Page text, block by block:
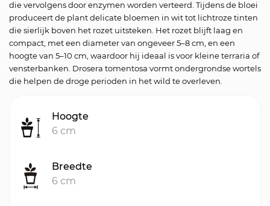
die vervolgens door enzymen worden verteerd. Tijdens de bloei
produceert de plant delicate bloemen in wit tot lichtroze tinten
die sierlijk boven het rozet uitsteken. Het rozet blijft laag en
compact, met een diameter van ongeveer 5–8 cm, en een
hoogte van 5–10 cm, waardoor hij ideaal is voor kleine terraria of
vensterbanken. Drosera tomentosa vormt ondergrondse wortels
die helpen de droge perioden in het wild te overleven.
Hoogte
6 cm
Breedte
6 cm